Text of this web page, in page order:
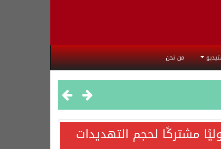
من نحن
مشتركًا لحجم التهديدات